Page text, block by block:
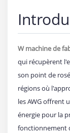
Wmachine de
qui récupèrent
son point de
régions où
les AWG offrent
énergie pour la
fonctionnement